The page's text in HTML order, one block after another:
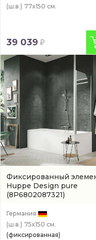
(ш.в.) 77x150 см.
39 039
Фиксированный
Huppe Design pure
(8P6802087321)
Германия
(ш.в.) 75x150 см.
(фиксированная)